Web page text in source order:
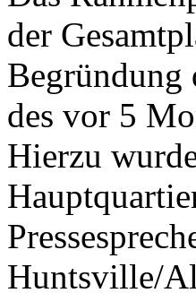
der
Begründung
des vor 5
Hierzu
Huntsville/